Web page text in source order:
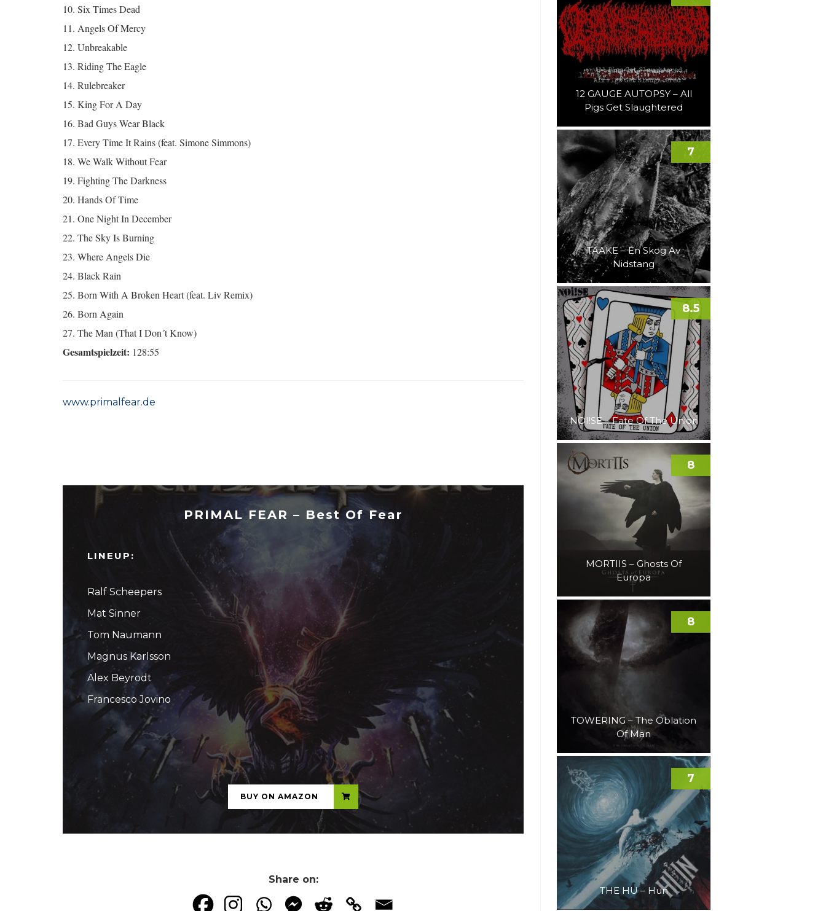
10. Six Times Dead
11. Angels Of Mercy
12. Unbreakable
13. Riding The Eagle
14. Rulebreaker
15. King For A Day
16. Bad Guys Wear Black
17. Every Time It Rains (feat. Simone Simmons)
18. We Walk Without Fear
19. Fighting The Darkness
20. Hands Of Time
21. One Night In December
22. The Sky Is Burning
23. Where Angels Die
24. Black Rain
25. Born With A Broken Heart (feat. Liv Remix)
26. Born Again
27. The Man (That I Don´t Know)
Gesamtspielzeit: 128:55
www.primalfear.de
PRIMAL FEAR – Best Of Fear
LINEUP:
Ralf Scheepers
Mat Sinner
Tom Naumann
Magnus Karlsson
Alex Beyrodt
Francesco Jovino
...
BUY ON AMAZON
Share on:
12 GAUGE AUTOPSY – All
Pigs Get Slaughtered
TAAKE – En Skog Av
Nidstang
7
NOI!SE – Fate Of The Union
8.5
MORTIIS – Ghosts Of
Europa
8
TOWERING – The Oblation
Of Man
8
THE HU – Hun
7